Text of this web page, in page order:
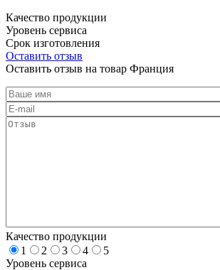
Качество продукции
Уровень сервиса
Срок изготовления
Оставить отзыв
Оставить отзыв на товар Франция
Качество продукции
1
2 3 4
5
Уровень сервиса